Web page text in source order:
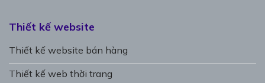
Thiết kế website
Thiết kế website bán hàng
Thiết kế web thời trang